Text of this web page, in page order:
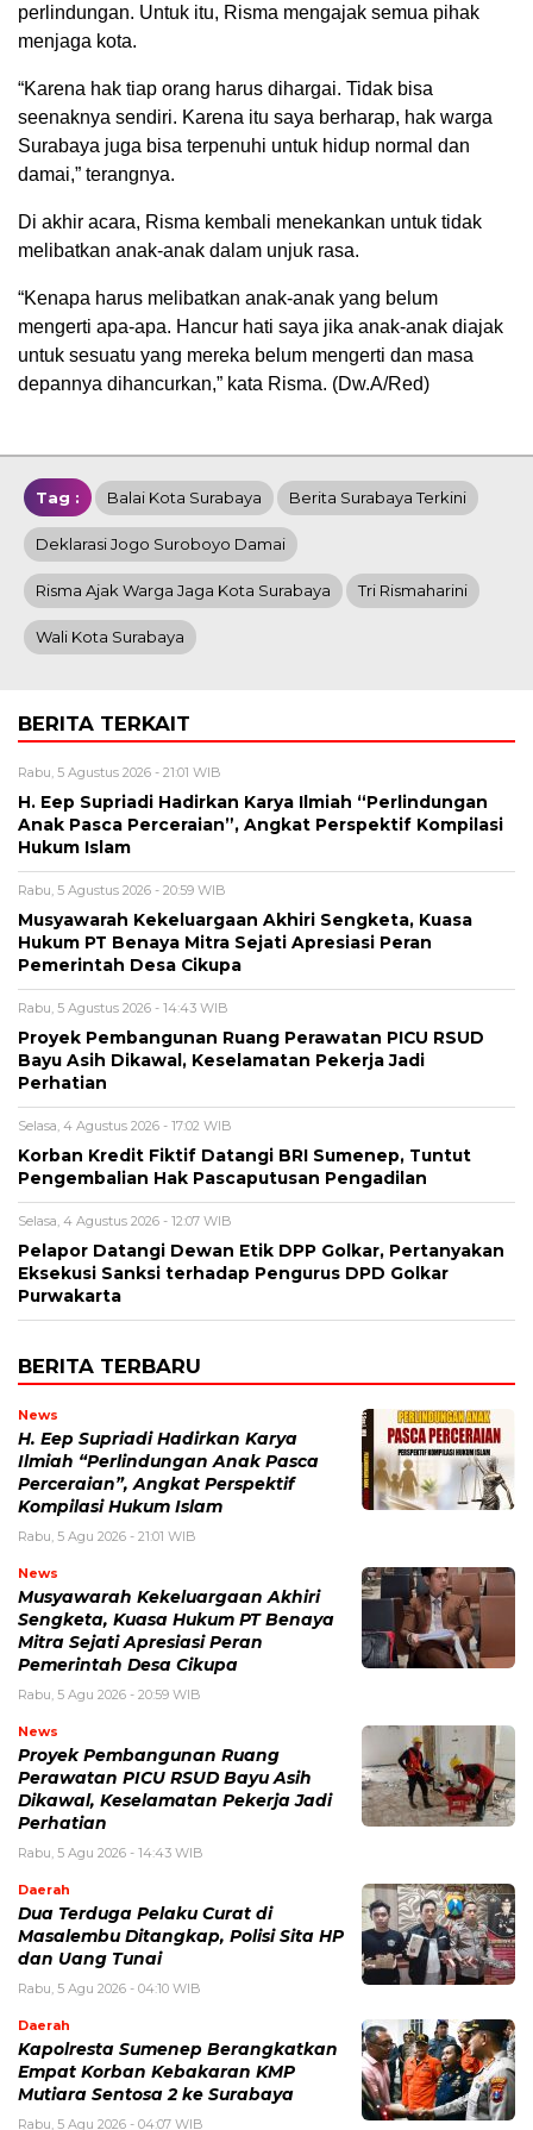
perlindungan. Untuk itu, Risma mengajak semua pihak
menjaga kota.
“Karena hak tiap orang harus dihargai. Tidak bisa
seenaknya sendiri. Karena itu saya berharap, hak warga
Surabaya juga bisa terpenuhi untuk hidup normal dan
damai,” terangnya.
Di akhir acara, Risma kembali menekankan untuk tidak
melibatkan anak-anak dalam unjuk rasa.
“Kenapa harus melibatkan anak-anak yang belum
mengerti apa-apa. Hancur hati saya jika anak-anak diajak
untuk sesuatu yang mereka belum mengerti dan masa
depannya dihancurkan,” kata Risma. (Dw.A/Red)
Tag : Balai Kota Surabaya Berita Surabaya Terkini
Deklarasi Jogo Suroboyo Damai
Risma Ajak Warga Jaga Kota Surabaya Tri Rismaharini
Wali Kota Surabaya
BERITA TERKAIT
Rabu, 5 Agustus 2026 - 21:01 WIB
H. Eep Supriadi Hadirkan Karya Ilmiah “Perlindungan
Anak Pasca Perceraian”, Angkat Perspektif Kompilasi
Hukum Islam
Rabu, 5 Agustus 2026 - 20:59 WIB
Musyawarah Kekeluargaan Akhiri Sengketa, Kuasa
Hukum PT Benaya Mitra Sejati Apresiasi Peran
Pemerintah Desa Cikupa
Rabu, 5 Agustus 2026 - 14:43 WIB
Proyek Pembangunan Ruang Perawatan PICU RSUD
Bayu Asih Dikawal, Keselamatan Pekerja Jadi
Perhatian
Selasa, 4 Agustus 2026 - 17:02 WIB
Korban Kredit Fiktif Datangi BRI Sumenep, Tuntut
Pengembalian Hak Pascaputusan Pengadilan
Selasa, 4 Agustus 2026 - 12:07 WIB
Pelapor Datangi Dewan Etik DPP Golkar, Pertanyakan
Eksekusi Sanksi terhadap Pengurus DPD Golkar
Purwakarta
BERITA TERBARU
News
H. Eep Supriadi Hadirkan Karya
Ilmiah “Perlindungan Anak Pasca
Perceraian”, Angkat Perspektif
Kompilasi Hukum Islam
Rabu, 5 Agu 2026 - 21:01 WIB
News
Musyawarah Kekeluargaan Akhiri
Sengketa, Kuasa Hukum PT Benaya
Mitra Sejati Apresiasi Peran
Pemerintah Desa Cikupa
Rabu, 5 Agu 2026 - 20:59 WIB
News
Proyek Pembangunan Ruang
Perawatan PICU RSUD Bayu Asih
Dikawal, Keselamatan Pekerja Jadi
Perhatian
Rabu, 5 Agu 2026 - 14:43 WIB
Daerah
Dua Terduga Pelaku Curat di
Masalembu Ditangkap, Polisi Sita HP
dan Uang Tunai
Rabu, 5 Agu 2026 - 04:10 WIB
Daerah
Kapolresta Sumenep Berangkatkan
Empat Korban Kebakaran KMP
Mutiara Sentosa 2 ke Surabaya
Rabu, 5 Agu 2026 - 04:07 WIB